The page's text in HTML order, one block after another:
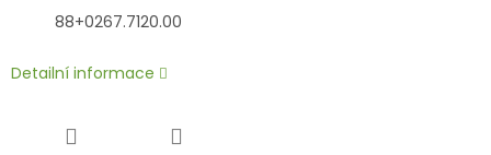
88+0267.7120.00
Detailní informace